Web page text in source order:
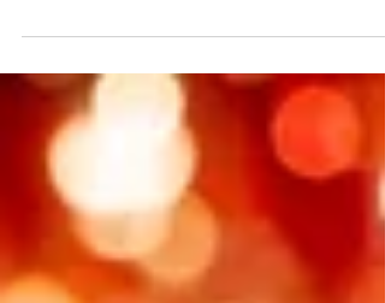
exceptionnels (hôtels particuliers, sites
qui ne disposent d'aucune infrastructure traiteur.
Pas de cuisine. Pas de monte-charge. Pas de
de livraison... La plupart des traiteurs refusent.
autres improvisent. Le paradoxe des lieux rares
Plus un lieu est chargé symboliquement, plus il
difficile à opérer. Les salons privés des Archives
Nationales ne sont typiquement pas équipés